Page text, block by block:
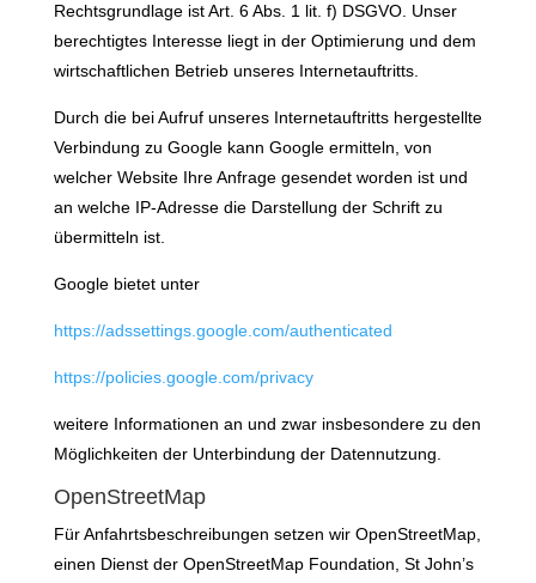
Rechtsgrundlage ist Art. 6 Abs. 1 lit. f) DSGVO. Unser
berechtigtes Interesse liegt in der Optimierung und dem
wirtschaftlichen Betrieb unseres Internetauftritts.
Durch die bei Aufruf unseres Internetauftritts hergestellte
Verbindung zu Google kann Google ermitteln, von
welcher Website Ihre Anfrage gesendet worden ist und
an welche IP-Adresse die Darstellung der Schrift zu
übermitteln ist.
Google bietet unter
https://adssettings.google.com/authenticated
https://policies.google.com/privacy
weitere Informationen an und zwar insbesondere zu den
Möglichkeiten der Unterbindung der Datennutzung.
OpenStreetMap
Für Anfahrtsbeschreibungen setzen wir OpenStreetMap,
einen Dienst der OpenStreetMap Foundation, St John’s